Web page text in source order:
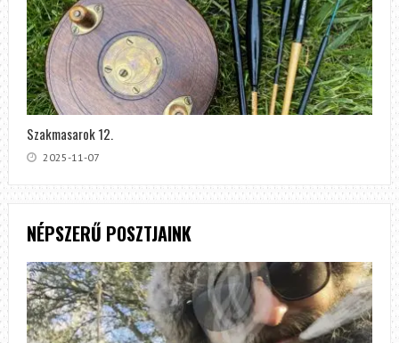
Szakmasarok 12.
2025-11-07
NÉPSZERŰ POSZTJAINK